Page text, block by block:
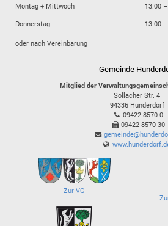
Montag + Mittwoch
13:00
Donnerstag
13:00
oder nach Vereinbarung
Gemeinde
Mitglied der
Sollacher Str. 4
94336 Hunderdorf
09422 8570-0
09422 8570-30
Zur VG